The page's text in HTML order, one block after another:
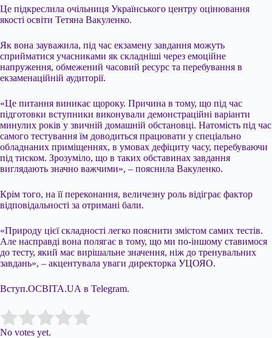
Це підкреслила очільниця Українського центру оцінювання
якості освіти Тетяна Вакуленко.
Як вона зауважила, під час екзамену завдання можуть
сприйматися учасниками як складніші через емоційне
напруження, обмежений часовий ресурс та перебування в
екзаменаційній аудиторії.
«Це питання виникає щороку. Причина в тому, що під час
підготовки вступники виконували демонстраційні варіанти
минулих років у звичній домашній обстановці. Натомість під час
самого тестування їм доводиться працювати у спеціально
обладнаних приміщеннях, в умовах дефіциту часу, перебуваючи
під тиском. Зрозуміло, що в таких обставинах завдання
виглядають значно важчими», – пояснила Вакуленко.
Крім того, на її переконання, величезну роль відіграє фактор
відповідальності за отримані бали.
«Природу цієї складності легко пояснити змістом самих тестів.
Але насправді вона полягає в тому, що ми по-іншому ставимося
до тесту, який має вирішальне значення, ніж до тренувальних
завдань», – акцентувала уваги директорка УЦОЯО.
Вступ.ОСВІТА.UA в Telegram.
Rate this item:
No votes yet.